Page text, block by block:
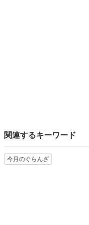
関連するキーワード
今月のぐらんざ